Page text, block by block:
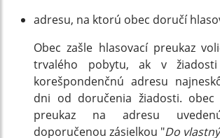
adresu, na ktorú obec doručí
Obec zašle hlasovací preukaz
trvalého pobytu, ak v
korešpondenčnú adresu
dni od doručenia žiadosti. obec
preukaz na adresu
doporučenou zásielkou "Do